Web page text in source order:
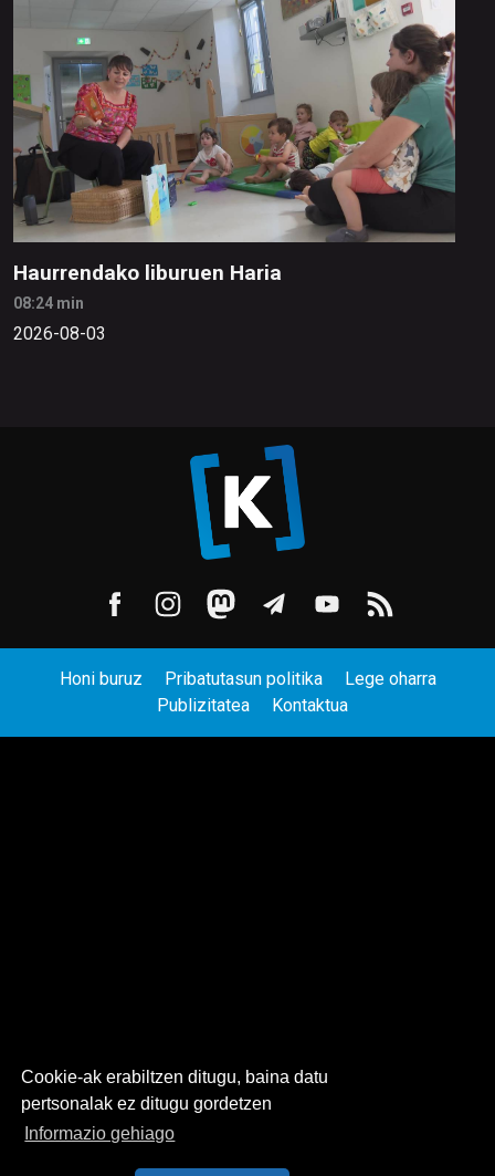
Cookie-ak erabiltzen ditugu, baina datu
pertsonalak ez ditugu gordetzen
Informazio gehiago
Haurrendako liburuen Haria
08:24 min
2026-08-03
Honi buruz Pribatutasun politika
Lege oharra
Publizitatea
Kontaktua